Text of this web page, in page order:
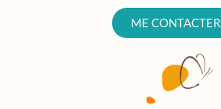
ME CONTACTER